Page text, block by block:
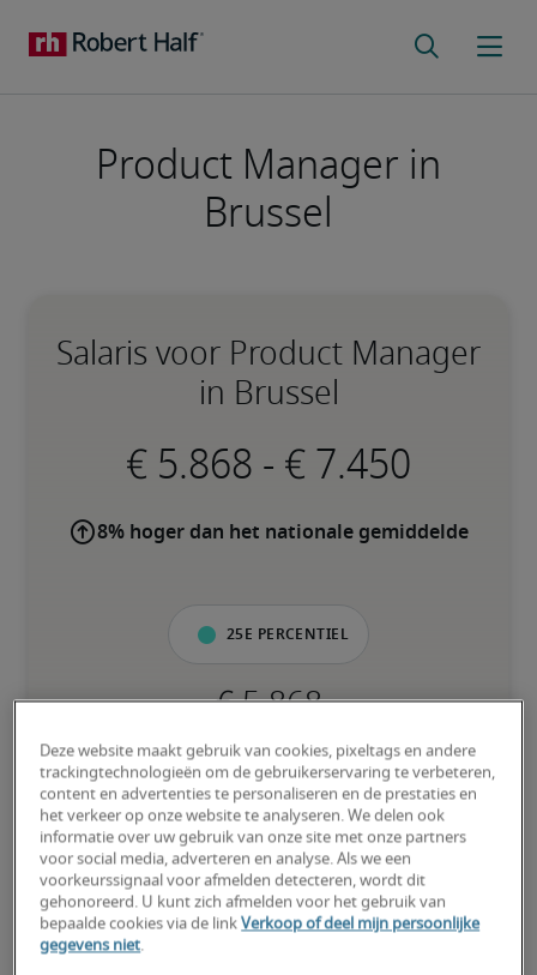
Product Manager in
Brussel
Salaris voor Product Manager
in Brussel
-
8% hoger dan het nationale gemiddelde
25e percentiel
Kandidaat heeft weinig of geen ervaring in de functie en is zijn of
haar vaardigheden nog volop aan het ontwikkelen.
50e percentiel
Deze website maakt gebruik van cookies, pixeltags en andere
trackingtechnologieën om de gebruikerservaring te verbeteren,
content en advertenties te personaliseren en de prestaties en
het verkeer op onze website te analyseren. We delen ook
informatie over uw gebruik van onze site met onze partners
voor social media, adverteren en analyse. Als we een
voorkeurssignaal voor afmelden detecteren, wordt dit
gehonoreerd. U kunt zich afmelden voor het gebruik van
bepaalde cookies via de linkVerkoop of deel mijn persoonlijke
gegevens niet.